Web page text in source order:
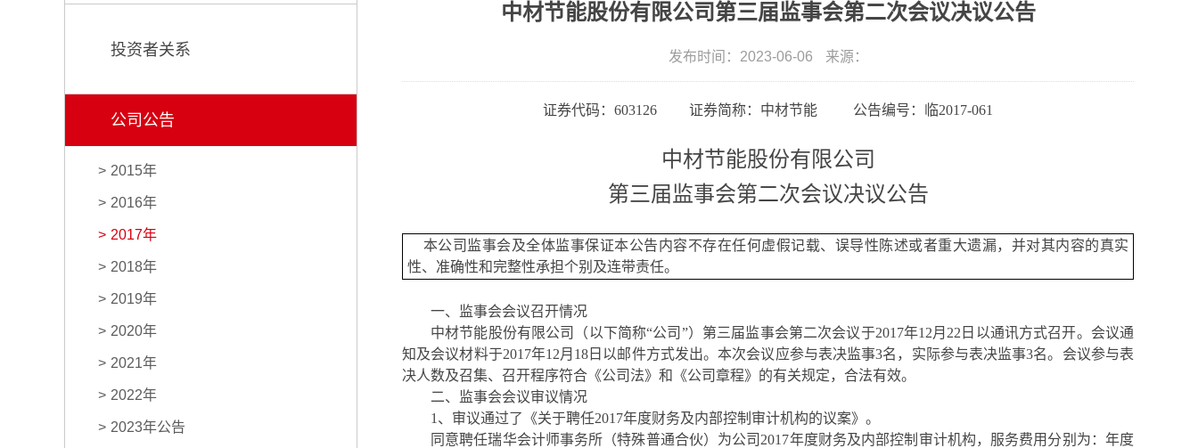
中材节能股份有限公司第三届监事会第二次会议决议公告
发布时间：2023-06-06 来源：
证券代码： 603126 证券简称：中材节能 公告编号：临2017-061
中材节能股份有限公司
第三届监事会第二次会议决议公告
本公司监事会及全体监事保证本公告内容不存在任何虚假记载、误导性陈述或者重大遗漏，并对其内容的真实
性、准确性和完整性承担个别及连带责任。
一、监事会会议召开情况
中材节能股份有限公司（以下简称“公司”）第三届监事会第二次会议于2017年12月22日以通讯方式召开。会议通
知及会议材料于2017年12月18日以邮件方式发出。本次会议应参与表决监事3名，实际参与表决监事3名。会议参与表
决人数及召集、召开程序符合《公司法》和《公司章程》的有关规定，合法有效。
二、监事会会议审议情况
1、审议通过了《关于聘任2017年度财务及内部控制审计机构的议案》。
同意聘任瑞华会计师事务所（特殊普通合伙）为公司 2017年度财务及内部控制审计机构，服务费用分别为：年度
投资者关系
公司公告
2015年
2016年
2017年
2018年
2019年
2020年
2021年
2022年
2023年公告